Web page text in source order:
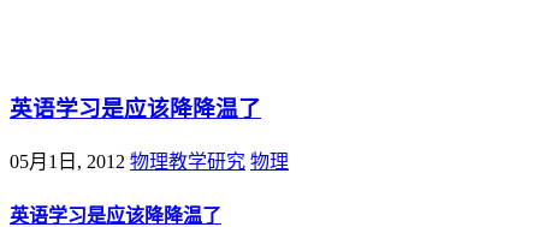
英语学习是应该降降温了
05月1日, 2012 物理教学研究 物理
英语学习是应该降降温了